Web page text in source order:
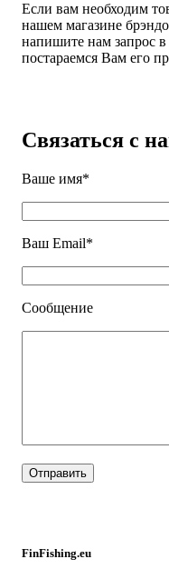
Если вам необходим
нашем магазине
напишите нам запрос
постараемся Вам его
Связаться с
Ваше имя*
Ваш Email*
Сообщение
FinFishing.eu